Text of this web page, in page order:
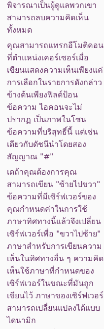
พิจารณาเป็นผู้ดูแลพวกเขา
สามารถลบความคิดเห็น
ทั้งหมด
คุณสามารถแทรกอีโมติคอน
ที่ตำแหน่งเคอร์เซอร์เมื่อ
เขียนแสดงความเห็นเพียงแค่
การเลือกในรายการดังกล่าว
ข้างต้นเพียงฟิลด์ป้อน
ข้อความ ไอคอนจะไม่
ปรากฏ เป็นภาพในโซน
ข้อความที่บริสุทธิ์นี้ แต่เช่น
เดียวกับดัชนีนำโดยสอง
สัญญาณ "#"
เดถ้าคุณต้องการคุณ
สามารถเขียน "ซ้ายไปขวา"
ข้อความที่มีเซิร์ฟเวอร์ของ
คุณกำหนดค่าในการใช้
ภาษาทิศทางนี้แล้วจึงเปลี่ยน
เซิร์ฟเวอร์เพื่อ "ขวาไปซ้าย"
ภาษาสำหรับการเขียนความ
เห็นในทิศทางอื่น ๆ ความคิด
เห็นใช้ภาษาที่กำหนดของ
เซิร์ฟเวอร์ในขณะที่มันถูก
เขียนไว้ ภาษาของเซิร์ฟเวอร์
สามารถเปลี่ยนแปลงได้แบบ
ไดนามิก